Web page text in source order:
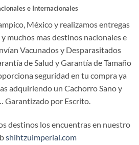
e Internacionales
México y realizamos entregas
muchos mas destinos nacionales e
Vacunados y Desparasitados
de Salud y Garantía de Tamaño
seguridad en tu compra ya
adquiriendo un Cachorro Sano y
Garantizado por Escrito.
destinos los encuentras en nuestro
shihtzuimperial.com